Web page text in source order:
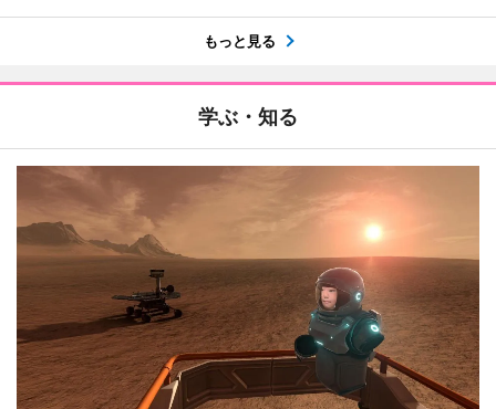
もっと見る
学ぶ・知る